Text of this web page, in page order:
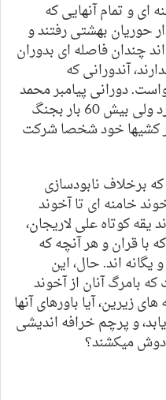
ای و تمام آنهایی که
حوریان بهشتی رفتند و
چندان فاصله ای بدوران
آندورانی که
دورانی پیامبر محمد
ده سال حکومت کرد ولی بیش 60 بار بجنگ
کشیها خود شخصا شرکت
برخلاف نابودسازی
خامنه ای تا آخوند
کوتاه علی لاریجان،
با قران و هر آنچه که
اند. حال، این
بامرگ آنان از آخوند
زیرین، آیا باورهای آنها
و پرچم خرافه اندیشی
دوش میکشند؟